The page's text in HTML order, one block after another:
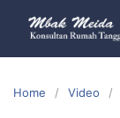
Home Video